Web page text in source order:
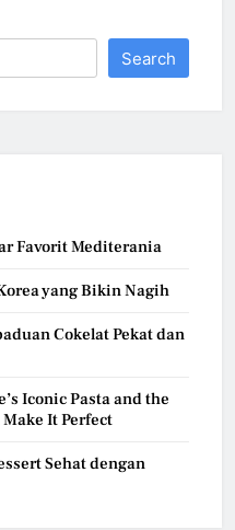
Search
Favorit Mediterania
yang Bikin Nagih
Cokelat Pekat dan
Iconic Pasta and the
It Perfect
Sehat dengan